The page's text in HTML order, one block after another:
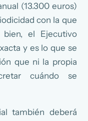
(13.300 euros)
con la que
el Ejecutivo
y es lo que se
que ni la propia
cuándo se
también deberá